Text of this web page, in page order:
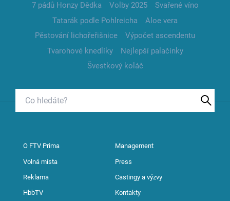
7 pádů Honzy Dědka
Volby 2025
Svařené víno
Tatarák podle Pohlreicha
Aloe vera
Pěstování lichořeřišnice
Výpočet ascendentu
Tvarohové knedlíky
Nejlepší palačinky
Švestkový koláč
O FTV Prima Management
Volná místa Press
Reklama Castingy a výzvy
HbbTV Kontakty